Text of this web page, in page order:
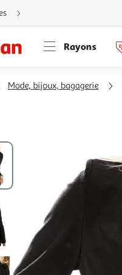
Rayons
Mode, bijoux, bagagerie